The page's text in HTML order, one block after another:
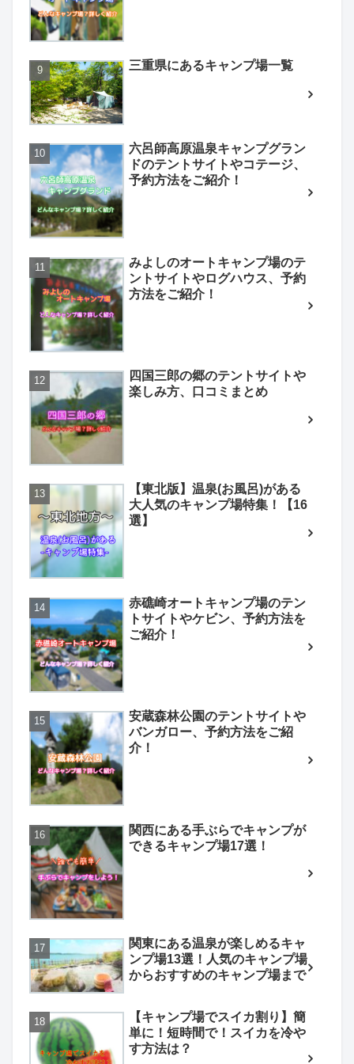
三重県にあるキャンプ場一覧
六呂師高原温泉キャンプグラン
ドのテントサイトやコテージ、
予約方法をご紹介！
みよしのオートキャンプ場のテ
ントサイトやログハウス、予約
方法をご紹介！
四国三郎の郷のテントサイトや
楽しみ方、口コミまとめ
【東北版】温泉(お風呂)がある
大人気のキャンプ場特集！【16
選】
赤礁崎オートキャンプ場のテン
トサイトやケビン、予約方法を
ご紹介！
安蔵森林公園のテントサイトや
バンガロー、予約方法をご紹
介！
関西にある手ぶらでキャンプが
できるキャンプ場17選！
関東にある温泉が楽しめるキャ
ンプ場13選！人気のキャンプ場
からおすすめのキャンプ場まで
【キャンプ場でスイカ割り】簡
単に！短時間で！スイカを冷や
す方法は？